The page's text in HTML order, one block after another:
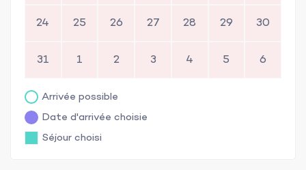
24 25 26 27 28 29 30
31 1 2 3 4 5 6
Arrivée possible
Date d'arrivée choisie
Séjour choisi